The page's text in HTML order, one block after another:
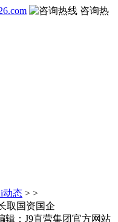
咨询热
动态 > >
取国资国企
辑：J9直营集团官方网站